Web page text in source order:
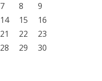
7 8
9
14 15
16
21 22
23
28 29
30